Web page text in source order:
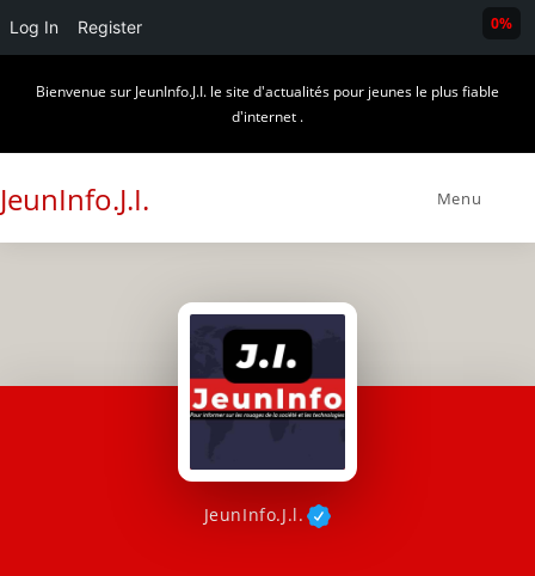
Log In Register
Bienvenue sur JeunInfo.J.I. le site d'actualités pour jeunes le plus fiable
d'internet .
JeunInfo.J.I. Menu
JeunInfo.J.l.
0%